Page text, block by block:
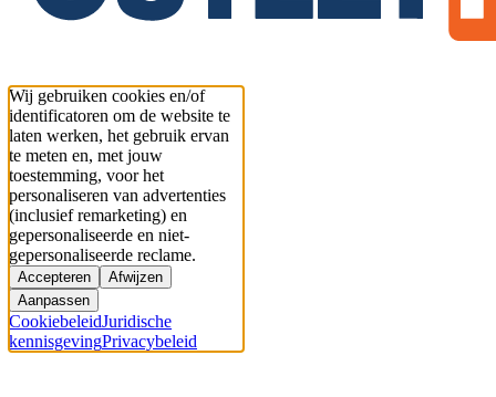
Wij gebruiken cookies en/of
identificatoren om de website te
laten werken, het gebruik ervan
te meten en, met jouw
toestemming, voor het
personaliseren van advertenties
(inclusief remarketing) en
gepersonaliseerde en niet-
gepersonaliseerde reclame.
Accepteren
Afwijzen
Aanpassen
CookiebeleidJuridische
kennisgevingPrivacybeleid